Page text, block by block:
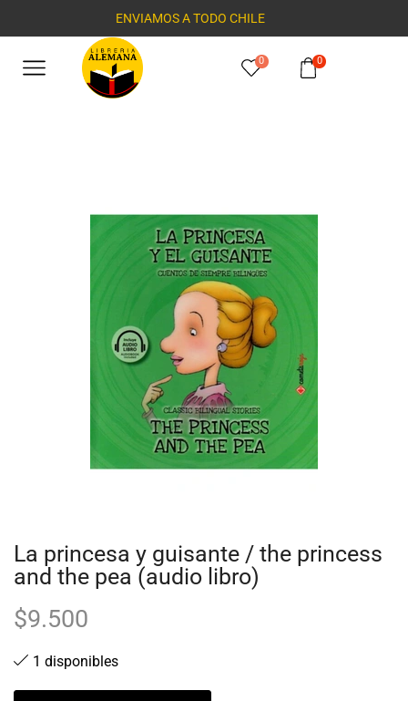
ENVIAMOS A TODO CHILE
0 0
La princesa y guisante / the princess
and the pea (audio libro)
$9.500
1 disponibles